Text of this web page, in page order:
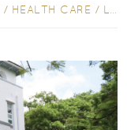
/ HEALTH CARE / LIFESTYLE